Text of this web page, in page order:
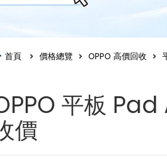
首頁 價格總覽 OPPO 高價回收
平板 Pad
價